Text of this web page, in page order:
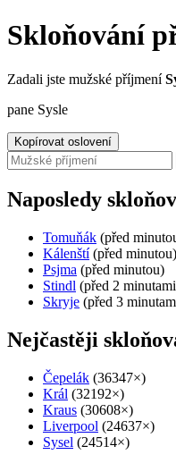
Skloňování
Zadali jste mužské příjmení
pane Sysle
Kopírovat oslovení
Naposledy
Tomuňák (před
Kálenští (před minutou)
Psjma (před minutou)
Stindl (před 2
Skryje (před 3
Nejčastěji
Čepelák (36347×)
Král (32192×)
Kraus (30608×)
Liverpool (24637×)
Sysel (24514×)